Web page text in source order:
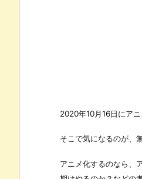
2020年10月16日にア
そこで気になるのが、
アニメ化するのなら、